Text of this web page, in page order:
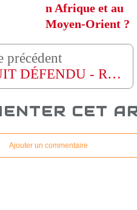
n Afrique et au
Moyen-Orient ?
LE FRUIT DÉFENDU - Romance - Film complet
CET
Ajouter un commentaire